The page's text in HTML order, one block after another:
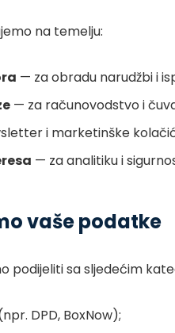
na temelju:
— za obradu narudžbi i
— za računovodstvo i
i marketinške
— za analitiku i
vaše podatke
podijeliti sa sljedećim
DPD, BoxNow);